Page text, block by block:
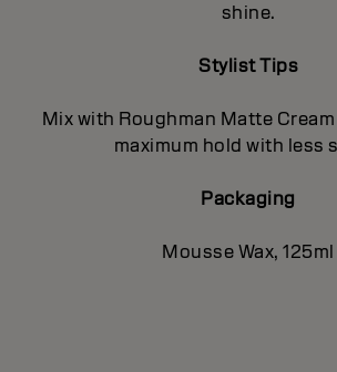
shine.
Stylist Tips
Mix with Roughman Matte
maximum hold with less
Packaging
Mousse Wax, 125ml